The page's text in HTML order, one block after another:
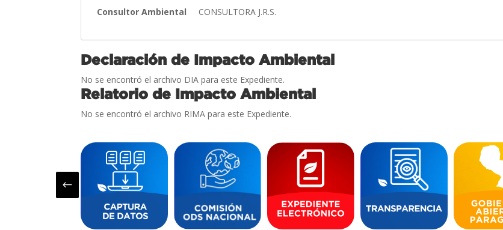
Consultor Ambiental CONSULTORA J.R.S.
Declaración de Impacto Ambiental
No se encontró el archivo DIA para este Expediente.
Relatorio de Impacto Ambiental
No se encontró el archivo RIMA para este Expediente.
#